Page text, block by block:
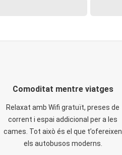
Comoditat mentre viatges
Relaxat amb Wifi gratuït, preses de
corrent i espai addicional per a les
cames. Tot això és el que t’ofereixen
els autobusos moderns.